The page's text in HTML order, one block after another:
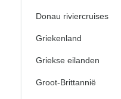
Donau riviercruises
Griekenland
Griekse eilanden
Groot-Brittannië